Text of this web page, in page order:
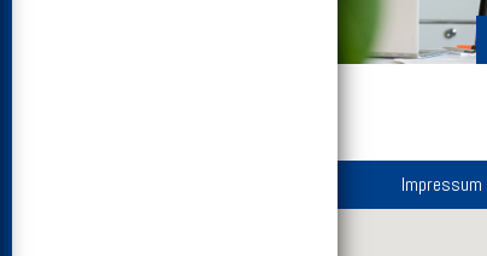
Impressum